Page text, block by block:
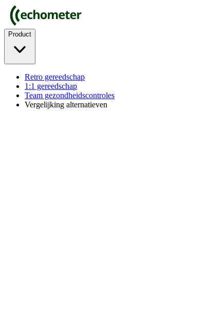
Product
Retro gereedschap
1:1 gereedschap
Team gezondheidscontroles
Vergelijking alternatieven